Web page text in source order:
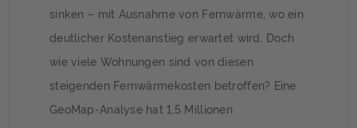
sinken – mit Ausnahme von Fernwärme, wo ein
deutlicher Kostenanstieg erwartet wird. Doch
wie viele Wohnungen sind von diesen
steigenden Fernwärmekosten betroffen? Eine
GeoMap-Analyse hat 1,5 Millionen